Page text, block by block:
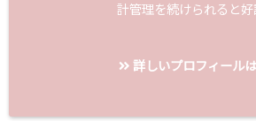
計管理を続けられると好
詳しいプロフィール